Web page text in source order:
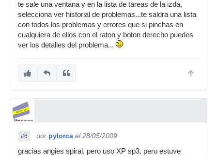
la verdad recien me estoy acostumbrando a
windows...
la pregunta: ¿Windows guarda un log del
crash?porque si es asi me gustaria para poder
te sale una ventana y en la lista de tareas de la izda,
selecciona ver historial de problemas...te saldra una lista
con todos los problemas y errores que si pinchas en
cualquiera de ellos con el raton y boton derecho puedes
ver los detalles del problema...
#6 por pylorca el 28/05/2009
gracias angies spiral, pero uso XP sp3, pero estuve